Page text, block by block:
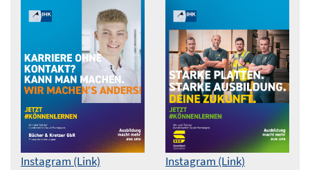
Instagram (Link)
Instagram (Link)